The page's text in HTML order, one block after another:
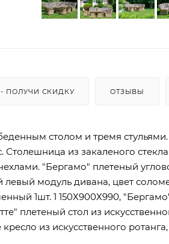
ПОЛУЧИ СКИДКУ ОТЗЫВЫ
столом и тремя
из закаленого
"Бергамо" плетеный
модуль дивана, цвет
1шт. 1 150Х900Х990,
плетеный стол из
из искусственного